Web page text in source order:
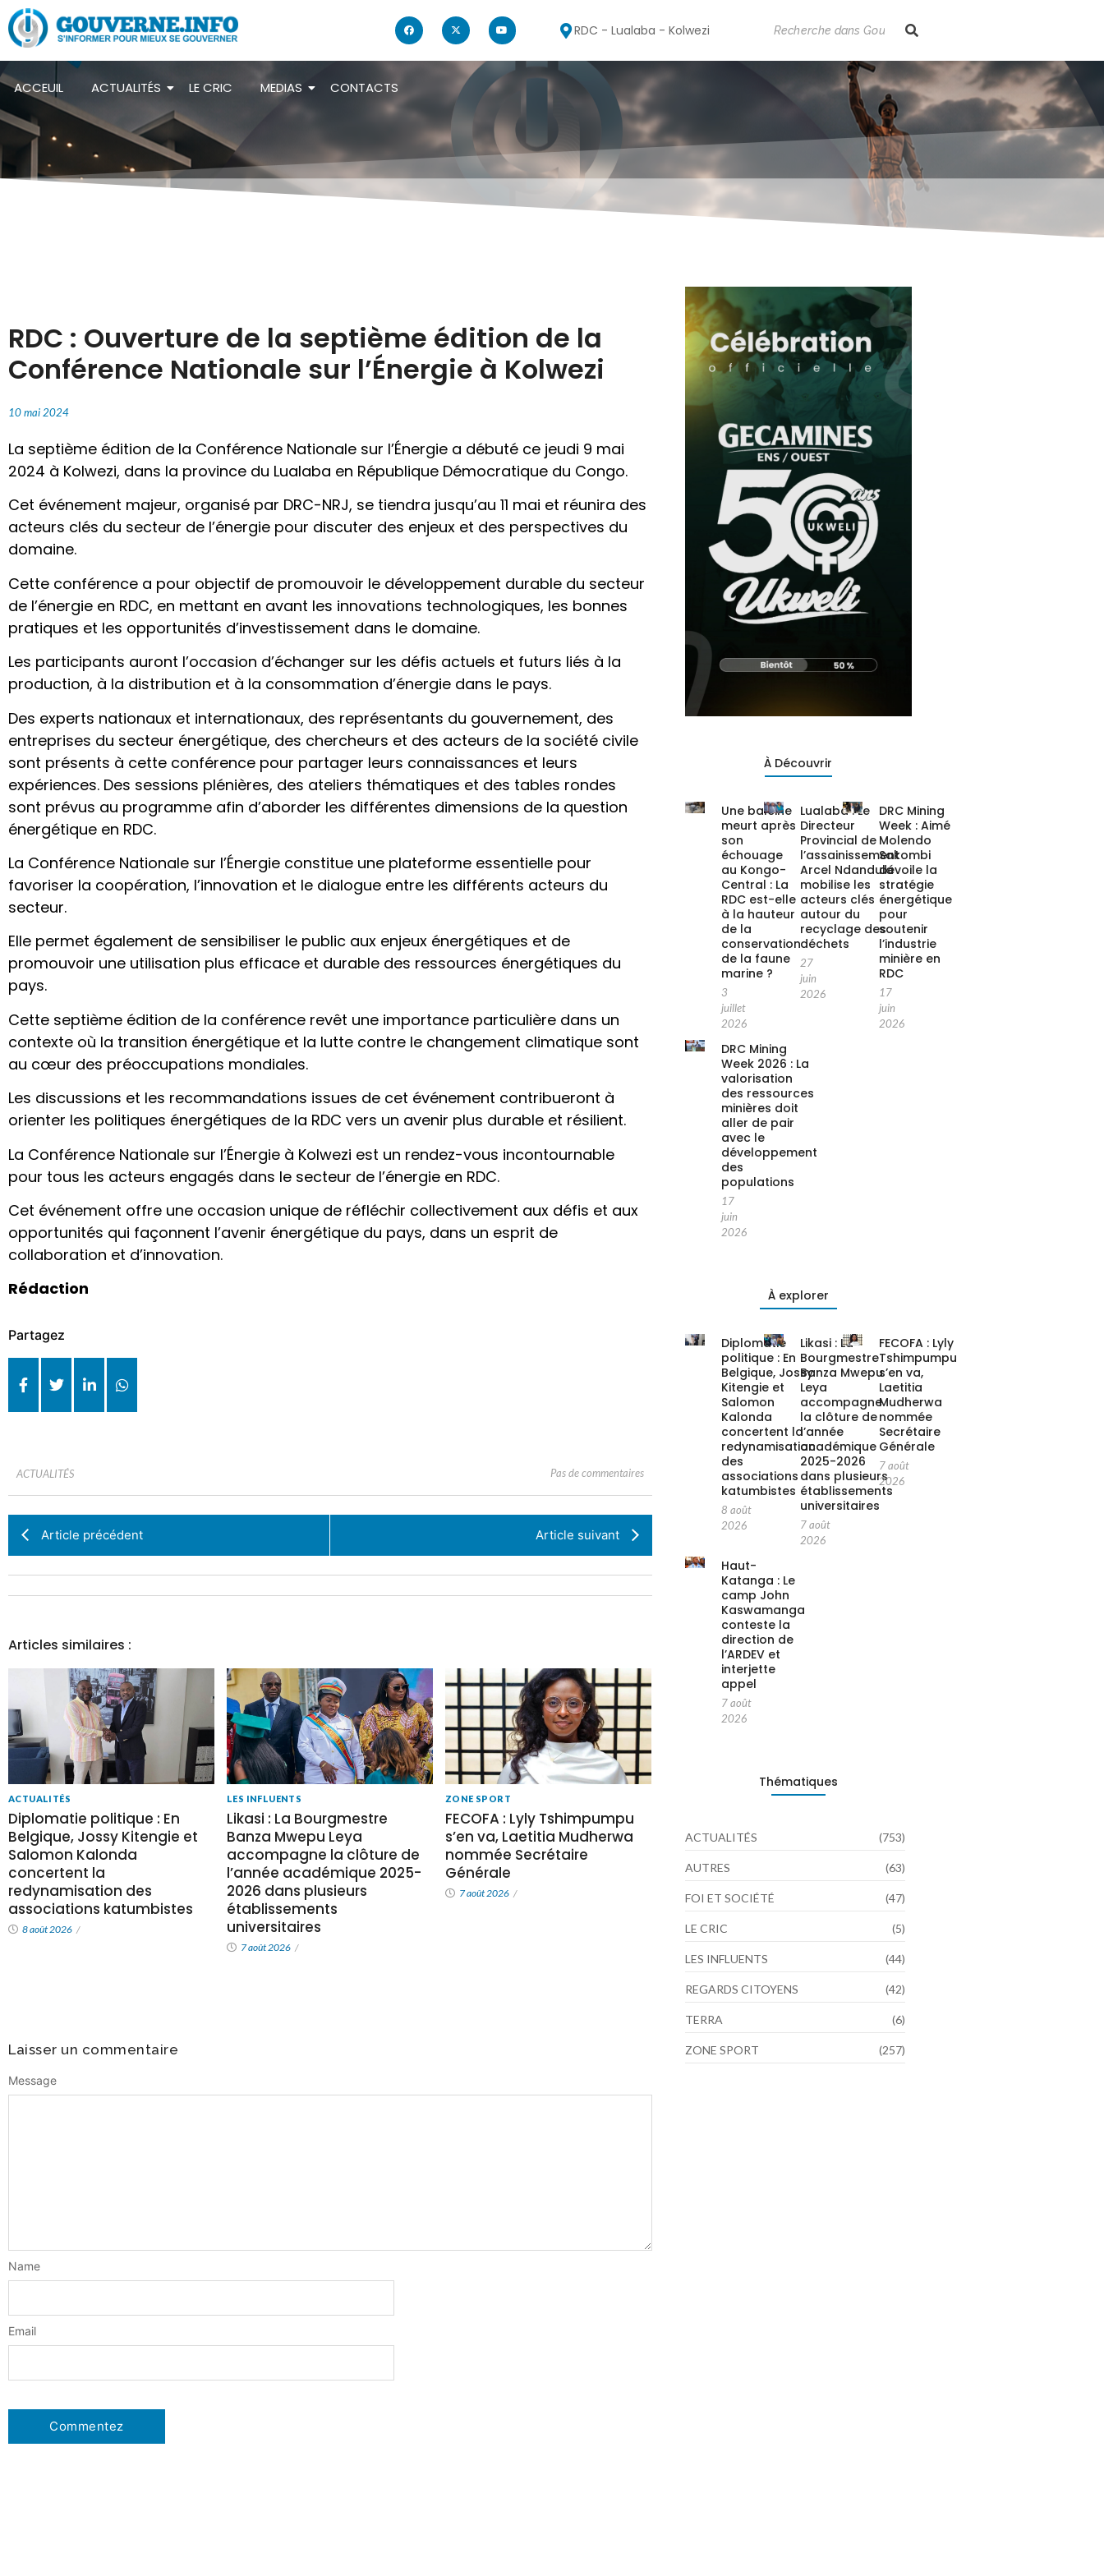
RDC - Lualaba - Kolwezi
ACCEUIL ACTUALITÉS LE CRIC MEDIAS CONTACTS
RDC : Ouverture de la septième édition de la
Conférence Nationale sur l’Énergie à Kolwezi
10 mai 2024
La septième édition de la Conférence Nationale sur l’Énergie a débuté ce jeudi 9 mai
2024 à Kolwezi, dans la province du Lualaba en République Démocratique du Congo.
Cet événement majeur, organisé par DRC-NRJ, se tiendra jusqu’au 11 mai et réunira des
acteurs clés du secteur de l’énergie pour discuter des enjeux et des perspectives du
domaine.
Cette conférence a pour objectif de promouvoir le développement durable du secteur
de l’énergie en RDC, en mettant en avant les innovations technologiques, les bonnes
pratiques et les opportunités d’investissement dans le domaine.
Les participants auront l’occasion d’échanger sur les défis actuels et futurs liés à la
production, à la distribution et à la consommation d’énergie dans le pays.
Des experts nationaux et internationaux, des représentants du gouvernement, des
entreprises du secteur énergétique, des chercheurs et des acteurs de la société civile
sont présents à cette conférence pour partager leurs connaissances et leurs
expériences. Des sessions plénières, des ateliers thématiques et des tables rondes
sont prévus au programme afin d’aborder les différentes dimensions de la question
énergétique en RDC.
La Conférence Nationale sur l’Énergie constitue une plateforme essentielle pour
favoriser la coopération, l’innovation et le dialogue entre les différents acteurs du
secteur.
Elle permet également de sensibiliser le public aux enjeux énergétiques et de
promouvoir une utilisation plus efficace et durable des ressources énergétiques du
pays.
Cette septième édition de la conférence revêt une importance particulière dans un
contexte où la transition énergétique et la lutte contre le changement climatique sont
au cœur des préoccupations mondiales.
Les discussions et les recommandations issues de cet événement contribueront à
orienter les politiques énergétiques de la RDC vers un avenir plus durable et résilient.
La Conférence Nationale sur l’Énergie à Kolwezi est un rendez-vous incontournable
pour tous les acteurs engagés dans le secteur de l’énergie en RDC.
Cet événement offre une occasion unique de réfléchir collectivement aux défis et aux
opportunités qui façonnent l’avenir énergétique du pays, dans un esprit de
collaboration et d’innovation.
Rédaction
Partagez
ACTUALITÉS Pas de commentaires
Article précédent Article suivant
Articles similaires :
ACTUALITÉS
Diplomatie politique : En
Belgique, Jossy Kitengie et
Salomon Kalonda
concertent la
redynamisation des
associations katumbistes
8 août 2026 /
LES INFLUENTS
Likasi : La Bourgmestre
Banza Mwepu Leya
accompagne la clôture de
l’année académique 2025-
2026 dans plusieurs
établissements
universitaires
7 août 2026 /
ZONE SPORT
FECOFA : Lyly Tshimpumpu
s’en va, Laetitia Mudherwa
nommée Secrétaire
Générale
7 août 2026 /
Laisser un commentaire
Message
Name
Email
À Découvrir
Une baleine
meurt après
son
échouage
au Kongo-
Central : La
RDC est-elle
à la hauteur
de la
conservation
de la faune
marine ?
3
juillet
2026
Lualaba : Le
Directeur
Provincial de
l’assainissement
Arcel Ndandula
mobilise les
acteurs clés
autour du
recyclage des
déchets
27
juin
2026
DRC Mining
Week : Aimé
Molendo
Sakombi
dévoile la
stratégie
énergétique
pour
soutenir
l’industrie
minière en
RDC
17
juin
2026
DRC Mining
Week 2026 : La
valorisation
des ressources
minières doit
aller de pair
avec le
développement
des
populations
17
juin
2026
À explorer
Diplomatie
politique : En
Belgique, Jossy
Kitengie et
Salomon
Kalonda
concertent la
redynamisation
des
associations
katumbistes
8 août
2026
Likasi : La
Bourgmestre
Banza Mwepu
Leya
accompagne
la clôture de
l’année
académique
2025-2026
dans plusieurs
établissements
universitaires
7 août
2026
FECOFA : Lyly
Tshimpumpu
s’en va,
Laetitia
Mudherwa
nommée
Secrétaire
Générale
7 août
2026
Haut-
Katanga : Le
camp John
Kaswamanga
conteste la
direction de
l’ARDEV et
interjette
appel
7 août
2026
Thématiques
ACTUALITÉS (753)
AUTRES (63)
FOI ET SOCIÉTÉ (47)
LE CRIC (5)
LES INFLUENTS (44)
REGARDS CITOYENS (42)
TERRA (6)
ZONE SPORT (257)